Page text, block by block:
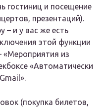
гостиниц и посещение
презентаций).
– и у вас же есть
этой функции
из
«Автоматически
(покупка билетов,